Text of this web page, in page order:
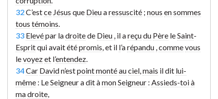
32C’estce Jésus que Dieuaressuscité ; nous ensommes
tous témoins
33 Elevépar ladroitede Dieu il areçudu Père leSaint-
Espritqui avait étépromis , et il l’arépandu commevous
levoyezet l’entendez
34Car Davidn’estpointmontéauciel mais il dit lui-
même : LeSeigneuraditàmonSeigneur : Assieds-toià
madroite